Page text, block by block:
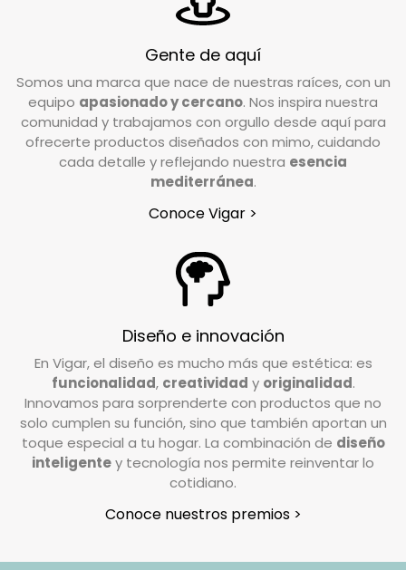
¿En qué condiciones debo devolver el pedido?
Valoramos cada caso de forma individual, pero
como norma general, el producto debe
devolverse en su estado y embalaje original. No
debe estar usado ni estropeado, y debe
conservar las etiquetas y los complementos
incluidos en la caja.
En Vigar, valoramos la confianza que depositas
en nosotros al elegir nuestros productos. Por
ello, trabajamos para garantizar su
el coste de envío deberá ser abonado por el
cliente, excepto en casos de pedidos
incompletos o artículos defectuosos, donde los
gastos de devolución serán asumidos por
nosotros.
Gente de aquí
Somos una marca que nace de nuestras raíces, con un
equipo apasionado y cercano. Nos inspira nuestra
comunidad y trabajamos con orgullo desde aquí para
ofrecerte productos diseñados con mimo, cuidando
cada detalle y reflejando nuestra esencia
mediterránea.
Conoce Vigar >
Diseño e innovación
En Vigar, el diseño es mucho más que estética: es
funcionalidad, creatividad y originalidad.
Innovamos para sorprenderte con productos que no
solo cumplen su función, sino que también aportan un
toque especial a tu hogar. La combinación de diseño
inteligentey tecnología nos permite reinventar lo
cotidiano.
Conoce nuestros premios >